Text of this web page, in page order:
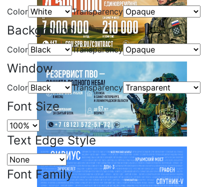
Color Transparency
Background
Color Transparency
Window
Color Transparency
Font Size
Text Edge Style
Font Family